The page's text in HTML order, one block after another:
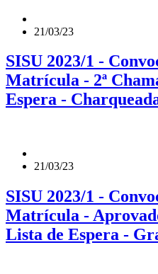
21/03/23
SISU 2023/1 -
Matrícula - 2ª
Espera -
21/03/23
SISU 2023/1 -
Matrícula -
Lista de Espera -